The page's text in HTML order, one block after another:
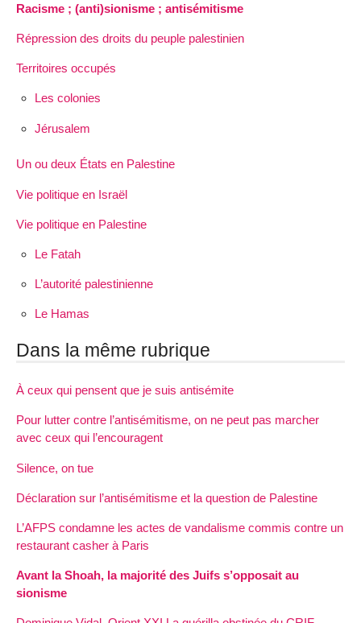
Racisme ; (anti)sionisme ; antisémitisme
Répression des droits du peuple palestinien
Territoires occupés
Les colonies
Jérusalem
Un ou deux États en Palestine
Vie politique en Israël
Vie politique en Palestine
Le Fatah
L’autorité palestinienne
Le Hamas
Dans la même rubrique
À ceux qui pensent que je suis antisémite
Pour lutter contre l’antisémitisme, on ne peut pas marcher
avec ceux qui l’encouragent
Silence, on tue
Déclaration sur l’antisémitisme et la question de Palestine
L’AFPS condamne les actes de vandalisme commis contre un
restaurant casher à Paris
Avant la Shoah, la majorité des Juifs s’opposait au
sionisme